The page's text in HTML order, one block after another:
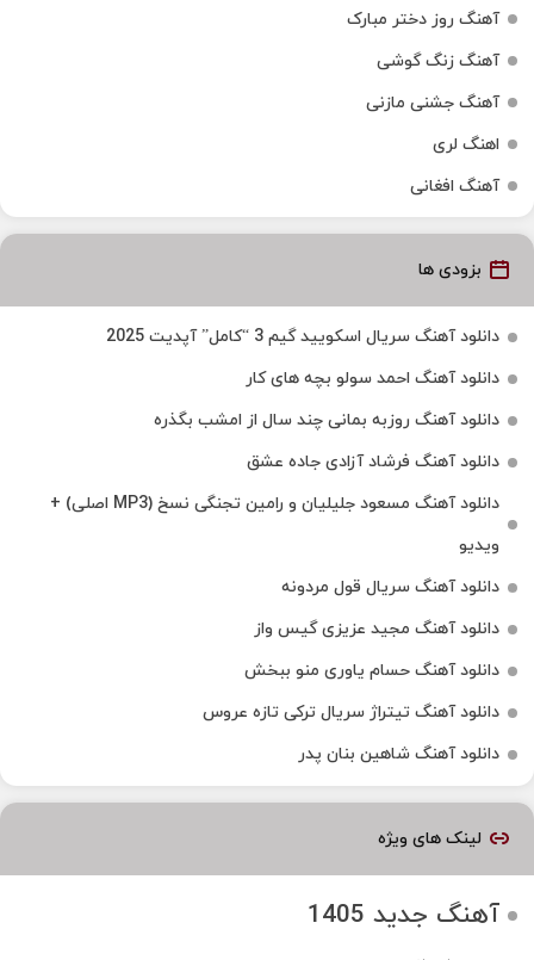
آهنگ روز دختر مبارک
آهنگ زنگ گوشی
آهنگ جشنی مازنی
اهنگ لری
آهنگ افغانی
بزودی ها
دانلود آهنگ سریال اسکویید گیم 3 “کامل” آپدیت 2025
دانلود آهنگ احمد سولو بچه های کار
دانلود آهنگ روزبه بمانی چند سال از امشب بگذره
دانلود آهنگ فرشاد آزادی جاده عشق
دانلود آهنگ مسعود جلیلیان و رامین تجنگی نسخ (MP3 اصلی) +
ویدیو
دانلود آهنگ سریال قول مردونه
دانلود آهنگ مجید عزیزی گیس واز
دانلود آهنگ حسام یاوری منو ببخش
دانلود آهنگ تیتراژ سریال ترکی تازه عروس
دانلود آهنگ شاهین بنان پدر
لینک های ویژه
آهنگ جدید 1405